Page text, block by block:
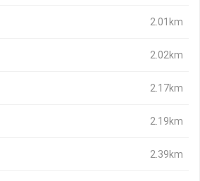
2.01km
2.02km
2.17km
2.19km
2.39km